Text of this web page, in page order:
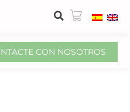
CON NOSOTROS